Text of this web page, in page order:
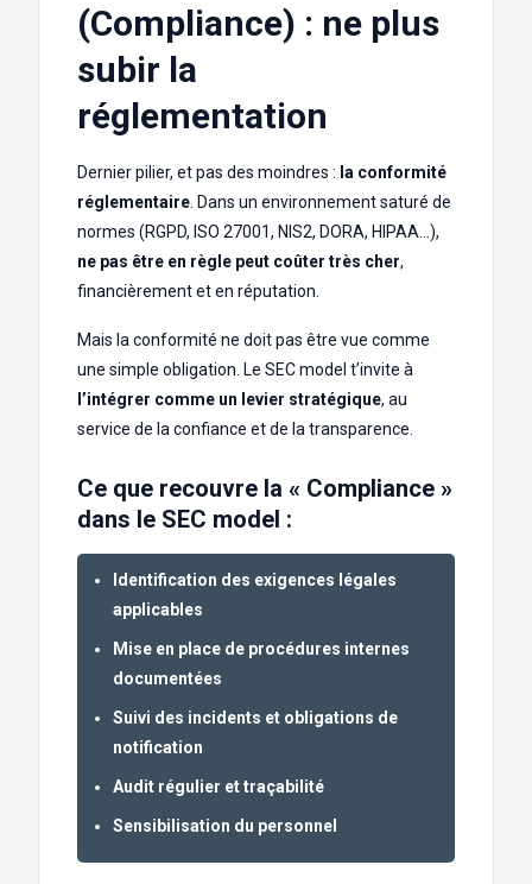
(Compliance) : ne plus
subir la
réglementation
Dernier pilier, et pas des moindres : la conformité
réglementaire . Dans un environnement saturé de
normes (RGPD, ISO 27001, NIS2, DORA, HIPAA…),
ne pas être en règle peut coûter très cher,
financièrement et en réputation.
Mais la conformité ne doit pas être vue comme
une simple obligation. Le SEC model t’invite à
l’intégrer comme un levier stratégique, au
service de la confiance et de la transparence.
Ce que recouvre la « Compliance »
dans le SEC model :
Identification des exigences légales
applicables
Mise en place de procédures internes
documentées
Suivi des incidents et obligations de
notification
Audit régulier et traçabilité
Sensibilisation du personnel